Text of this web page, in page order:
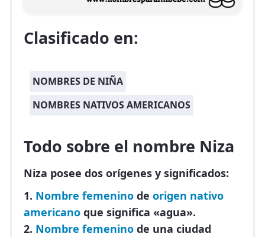
Clasificado en:
NOMBRES DE NIÑA
NOMBRES NATIVOS AMERICANOS
Todo sobre el nombre Niza
Niza posee dos orígenes y significados:
1. Nombre femenino de origen nativo
americano que significa «agua».
2. Nombre femenino de una ciudad